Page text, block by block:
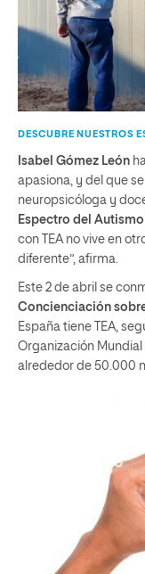
DESCUBRE NUESTROS
Isabel Gómez León
apasiona, y del que
neuropsicóloga y
Espectro del
con TEA no vive en
diferente”, afirma.
Este 2 de abril se
Concienciación
España tiene TEA,
Organización Mundial
alrededor de 50.000